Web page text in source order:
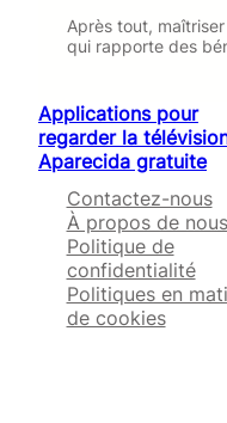
Après tout,
qui rapporte des
Applications pour
regarder la
Aparecida gratuite
Contactez-nous
À propos de nous
Politique de
confidentialité
Politiques en
de cookies